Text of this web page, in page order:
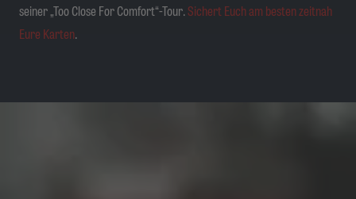
seiner „Too Close For Comfort“-Tour.Sichert Euch am besten zeitnah
Eure Karten.